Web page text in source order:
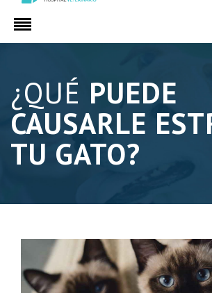
¿QUÉ PUEDE
CAUSARLE
TU GATO?